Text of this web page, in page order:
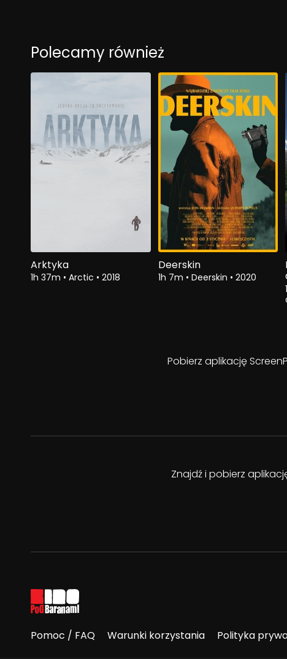
Polecamy również
Arktyka
1h 37m • Arctic • 2018
Deerskin
1h 7m • Deerskin • 2020
Pobierz aplikację
Znajdź i pobierz
Pomoc / FAQ Warunki korzystania Polityka